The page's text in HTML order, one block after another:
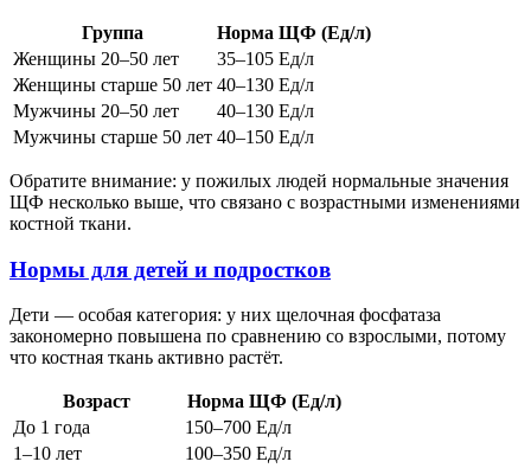
Группа
Норма ЩФ (Ед/л)
Женщины 20–50 лет
35–105 Ед/л
Женщины старше 50 лет 40–130 Ед/л
Мужчины 20–50 лет
40–130 Ед/л
Мужчины старше 50 лет 40–150 Ед/л
Обратите внимание: у пожилых людей нормальные значения
ЩФ несколько выше, что связано с возрастными изменениями
костной ткани.
Нормы для детей и подростков
Дети — особая категория: у них щелочная фосфатаза
закономерно повышена по сравнению со взрослыми, потому
что костная ткань активно растёт.
Возраст
Норма ЩФ (Ед/л)
До 1 года
150–700 Ед/л
1–10 лет
100–350 Ед/л